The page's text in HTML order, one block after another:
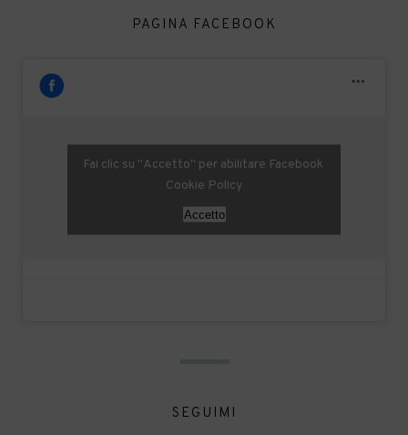
PAGINA FACEBOOK
Fai clic su "Accetto" per abilitare Facebook
Cookie Policy
Accetto
SEGUIMI